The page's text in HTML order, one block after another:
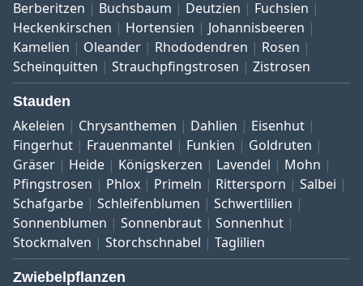
Berberitzen Buchsbaum Deutzien
Fuchsien
Heckenkirschen
Hortensien
Johannisbeeren
Kamelien
Oleander Rhododendren
Rosen
Scheinquitten
Strauchpfingstrosen Zistrosen
Stauden
Akeleien Chrysanthemen Dahlien
Eisenhut
Fingerhut
Frauenmantel Funkien
Goldruten
Gräser
Heide Königskerzen Lavendel
Mohn
Pfingstrosen
Phlox Primeln Rittersporn
Salbei
Schafgarbe
Schleifenblumen
Schwertlilien
Sonnenblumen
Sonnenbraut
Sonnenhut
Stockmalven
Storchschnabel Taglilien
Zwiebelpflanzen